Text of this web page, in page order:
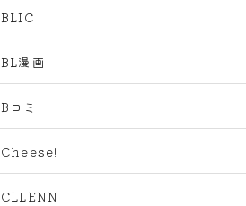
BLIC
BL漫画
Bコミ
Cheese!
CLLENN